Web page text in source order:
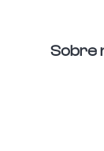
Sobre